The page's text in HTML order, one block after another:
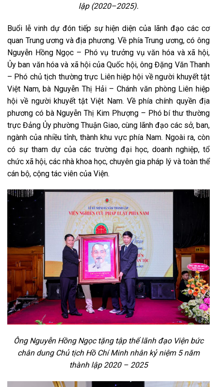
lập (2020–2025).
Buổi lễ vinh dự đón tiếp sự hiện diện của lãnh đạo các cơ
quan Trung ương và địa phương. Về phía Trung ương, có ông
Nguyễn Hồng Ngọc – Phó vụ trưởng vụ văn hóa và xã hội,
Ủy ban văn hóa và xã hội của Quốc hội, ông Đặng Văn Thanh
– Phó chủ tịch thường trực Liên hiệp hội về người khuyết tật
Việt Nam, bà Nguyễn Thị Hải – Chánh văn phòng Liên hiệp
hội về người khuyết tật Việt Nam. Về phía chính quyền địa
phương có bà Nguyễn Thị Kim Phượng – Phó bí thư thường
trực Đảng Ủy phường Thuận Giao, cùng lãnh đạo các sở, ban,
ngành của nhiều tỉnh, thành khu vực phía Nam. Ngoài ra, còn
có sự tham dự của các trường đại học, doanh nghiệp, tổ
chức xã hội, các nhà khoa học, chuyên gia pháp lý và toàn thể
cán bộ, cộng tác viên của Viện.
Ông Nguyễn Hồng Ngọc tặng tập thể lãnh đạo Viện bức
chân dung Chủ tịch Hồ Chí Minh nhân kỷ niệm 5 năm
thành lập 2020 – 2025